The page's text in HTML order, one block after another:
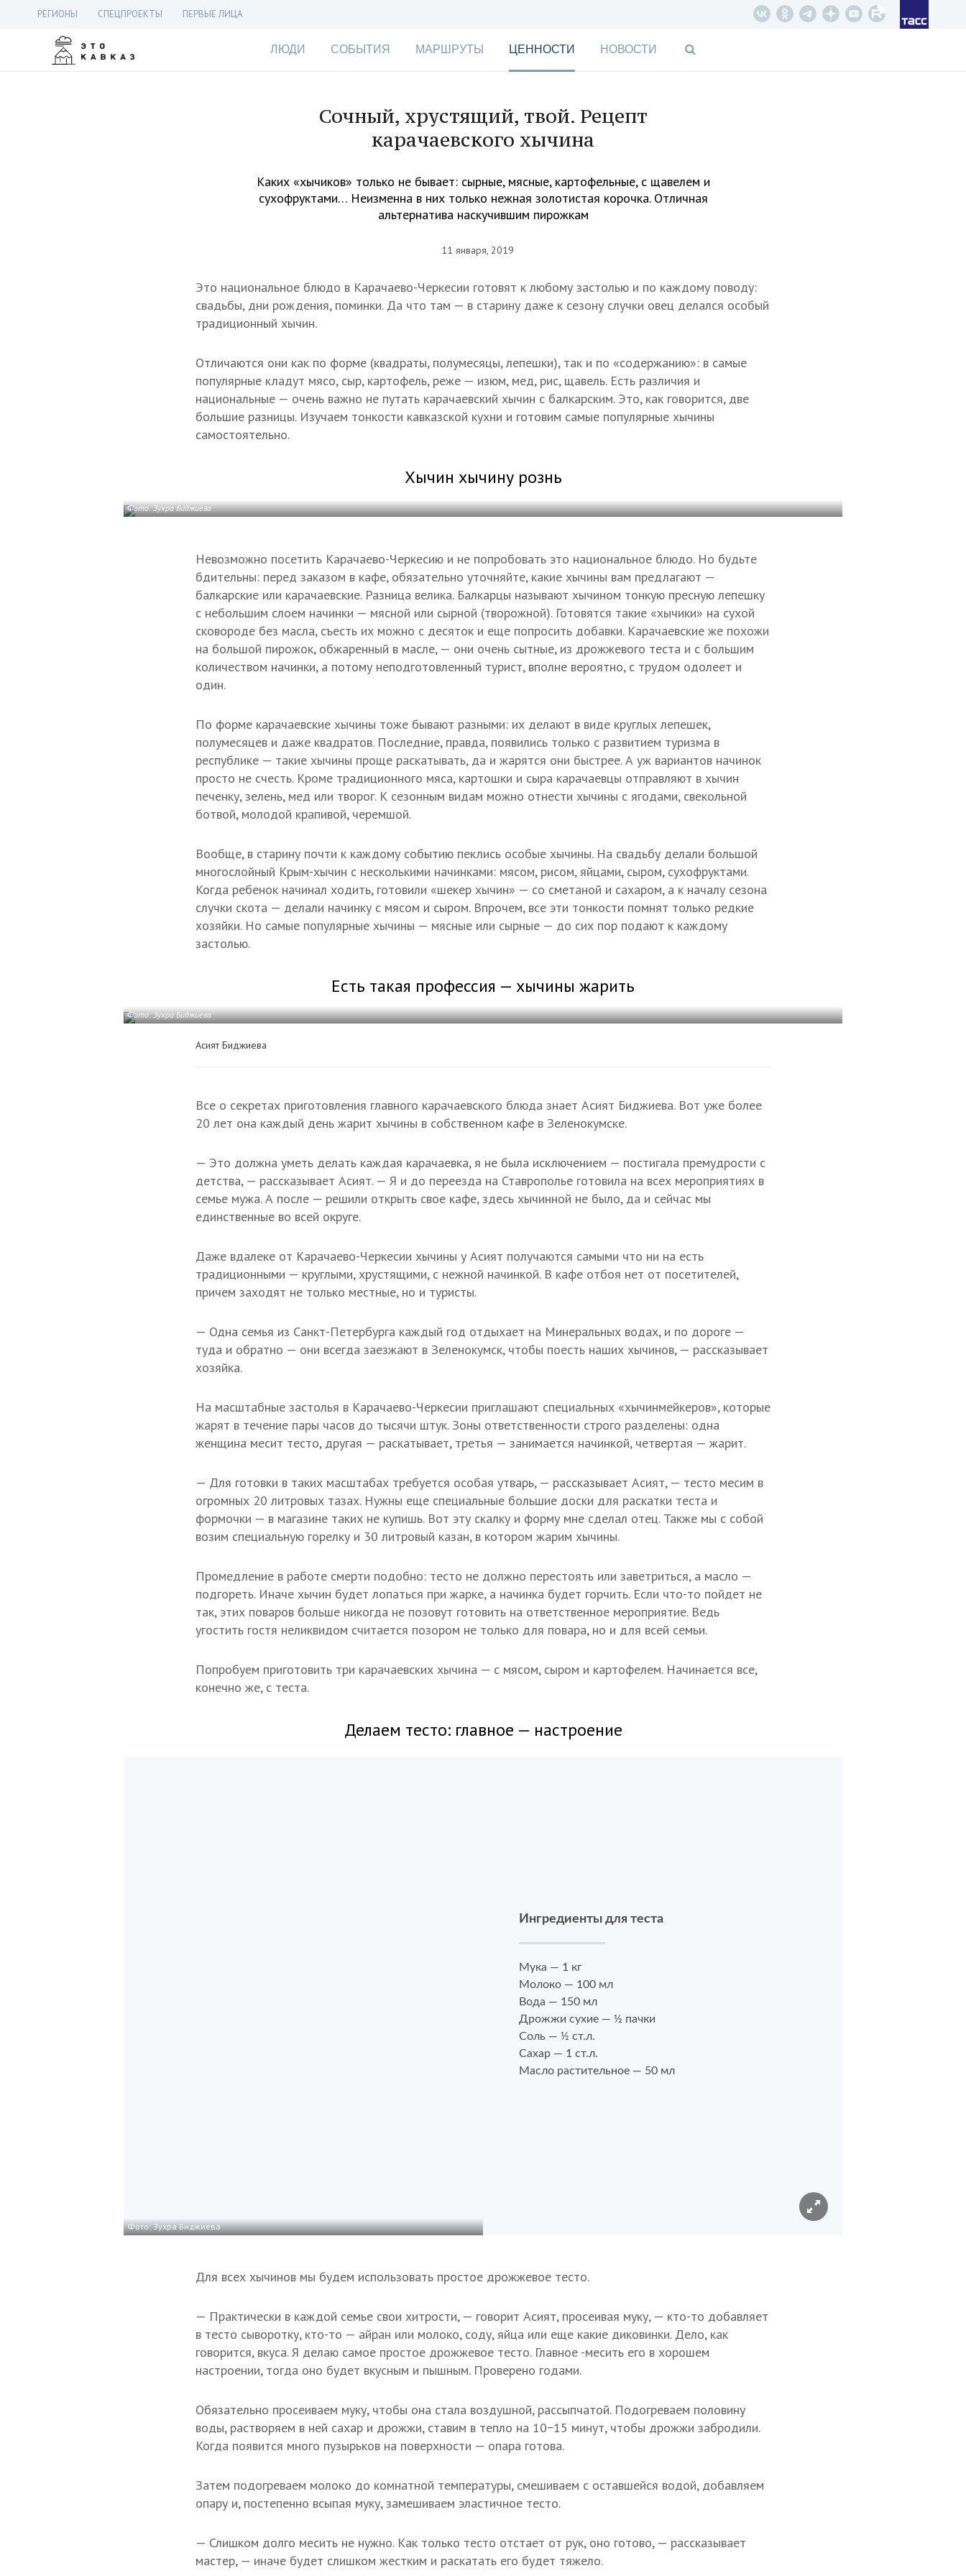
РЕГИОНЫ СПЕЦПРОЕКТЫ ПЕРВЫЕ ЛИЦА
ЛЮДИ СОБЫТИЯ МАРШРУТЫ ЦЕННОСТИ НОВОСТИ
Сочный, хрустящий, твой. Рецепт
карачаевского хычина
Каких «хычиков» только не бывает: сырные, мясные, картофельные, с щавелем и
сухофруктами… Неизменна в них только нежная золотистая корочка. Отличная
альтернатива наскучившим пирожкам
11 января, 2019
Это национальное блюдо в Карачаево-Черкесии готовят к любому застолью и по каждому поводу:
свадьбы, дни рождения, поминки. Да что там — в старину даже к сезону случки овец делался особый
традиционный хычин.
Отличаются они как по форме (квадраты, полумесяцы, лепешки), так и по «содержанию»: в самые
популярные кладут мясо, сыр, картофель, реже — изюм, мед, рис, щавель. Есть различия и
национальные — очень важно не путать карачаевский хычин с балкарским. Это, как говорится, две
большие разницы. Изучаем тонкости кавказской кухни и готовим самые популярные хычины
самостоятельно.
Хычин хычину рознь
Фото: Зухра Биджиева
Невозможно посетить Карачаево-Черкесию и не попробовать это национальное блюдо. Но будьте
бдительны: перед заказом в кафе, обязательно уточняйте, какие хычины вам предлагают —
балкарские или карачаевские. Разница велика. Балкарцы называют хычином тонкую пресную лепешку
с небольшим слоем начинки — мясной или сырной (творожной). Готовятся такие «хычики» на сухой
сковороде без масла, съесть их можно с десяток и еще попросить добавки. Карачаевские же похожи
на большой пирожок, обжаренный в масле, — они очень сытные, из дрожжевого теста и с большим
количеством начинки, а потому неподготовленный турист, вполне вероятно, с трудом одолеет и
один.
По форме карачаевские хычины тоже бывают разными: их делают в виде круглых лепешек,
полумесяцев и даже квадратов. Последние, правда, появились только с развитием туризма в
республике — такие хычины проще раскатывать, да и жарятся они быстрее. А уж вариантов начинок
просто не счесть. Кроме традиционного мяса, картошки и сыра карачаевцы отправляют в хычин
печенку, зелень, мед или творог. К сезонным видам можно отнести хычины с ягодами, свекольной
ботвой, молодой крапивой, черемшой.
Вообще, в старину почти к каждому событию пеклись особые хычины. На свадьбу делали большой
многослойный Крым-хычин с несколькими начинками: мясом, рисом, яйцами, сыром, сухофруктами.
Когда ребенок начинал ходить, готовили «шекер хычин» — со сметаной и сахаром, а к началу сезона
случки скота — делали начинку с мясом и сыром. Впрочем, все эти тонкости помнят только редкие
хозяйки. Но самые популярные хычины — мясные или сырные — до сих пор подают к каждому
застолью.
Есть такая профессия — хычины жарить
Фото: Зухра Биджиева
Асият Биджиева
Все о секретах приготовления главного карачаевского блюда знает Асият Биджиева. Вот уже более
20 лет она каждый день жарит хычины в собственном кафе в Зеленокумске.
— Это должна уметь делать каждая карачаевка, я не была исключением — постигала премудрости с
детства, — рассказывает Асият. — Я и до переезда на Ставрополье готовила на всех мероприятиях в
семье мужа. А после — решили открыть свое кафе, здесь хычинной не было, да и сейчас мы
единственные во всей округе.
Даже вдалеке от Карачаево-Черкесии хычины у Асият получаются самыми что ни на есть
традиционными — круглыми, хрустящими, с нежной начинкой. В кафе отбоя нет от посетителей,
причем заходят не только местные, но и туристы.
— Одна семья из Санкт-Петербурга каждый год отдыхает на Минеральных водах, и по дороге —
туда и обратно — они всегда заезжают в Зеленокумск, чтобы поесть наших хычинов, — рассказывает
хозяйка.
На масштабные застолья в Карачаево-Черкесии приглашают специальных «хычинмейкеров», которые
жарят в течение пары часов до тысячи штук. Зоны ответственности строго разделены: одна
женщина месит тесто, другая — раскатывает, третья — занимается начинкой, четвертая — жарит.
— Для готовки в таких масштабах требуется особая утварь, — рассказывает Асият, — тесто месим в
огромных 20 литровых тазах. Нужны еще специальные большие доски для раскатки теста и
формочки — в магазине таких не купишь. Вот эту скалку и форму мне сделал отец. Также мы с собой
возим специальную горелку и 30 литровый казан, в котором жарим хычины.
Промедление в работе смерти подобно: тесто не должно перестоять или заветриться, а масло —
подгореть. Иначе хычин будет лопаться при жарке, а начинка будет горчить. Если что-то пойдет не
так, этих поваров больше никогда не позовут готовить на ответственное мероприятие. Ведь
угостить гостя неликвидом считается позором не только для повара, но и для всей семьи.
Попробуем приготовить три карачаевских хычина — с мясом, сыром и картофелем. Начинается все,
конечно же, с теста.
Делаем тесто: главное — настроение
Фото: Зухра Биджиева
Ингредиенты для теста
Мука — 1 кг
Молоко — 100 мл
Вода — 150 мл
Дрожжи сухие — ½ пачки
Соль — ½ ст.л.
Сахар — 1 ст.л.
Масло растительное — 50 мл
Для всех хычинов мы будем использовать простое дрожжевое тесто.
— Практически в каждой семье свои хитрости, — говорит Асият, просеивая муку, — кто-то добавляет
в тесто сыворотку, кто-то — айран или молоко, соду, яйца или еще какие диковинки. Дело, как
говорится, вкуса. Я делаю самое простое дрожжевое тесто. Главное -месить его в хорошем
настроении, тогда оно будет вкусным и пышным. Проверено годами.
Обязательно просеиваем муку, чтобы она стала воздушной, рассыпчатой. Подогреваем половину
воды, растворяем в ней сахар и дрожжи, ставим в тепло на 10−15 минут, чтобы дрожжи забродили.
Когда появится много пузырьков на поверхности — опара готова.
Затем подогреваем молоко до комнатной температуры, смешиваем с оставшейся водой, добавляем
опару и, постепенно всыпая муку, замешиваем эластичное тесто.
— Слишком долго месить не нужно. Как только тесто отстает от рук, оно готово, — рассказывает
мастер, — иначе будет слишком жестким и раскатать его будет тяжело.